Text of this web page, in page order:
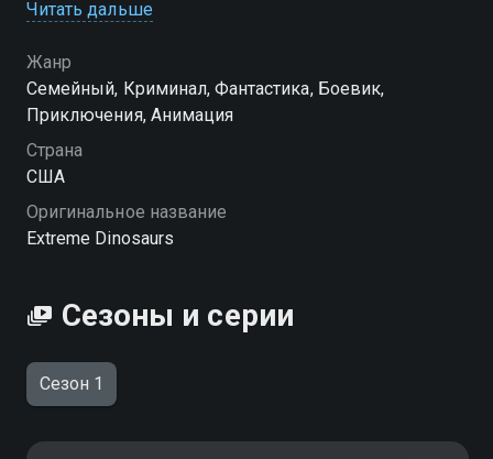
глобальное потепление и снова сделает климат
Посмотреть онлайн 1 сезон сериала Экстремальные
динозавры вы можете совершенно бесплатно в
хорошем HD качестве на Смотрёшке
Читать дальше
Жанр
Cемейный, Криминал, Фантастика, Боевик,
Приключения, Анимация
Страна
США
Оригинальное название
Extreme Dinosaurs
Сезоны и серии
Сезон 1